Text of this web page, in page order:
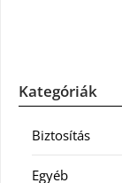
Kategóriák
Biztosítás
Egyéb